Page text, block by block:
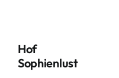
Hof
Sophienlust